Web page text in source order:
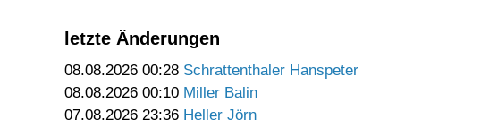
letzte Änderungen
08.08.2026 00:28 Schrattenthaler Hanspeter
08.08.2026 00:10 Miller Balin
07.08.2026 23:36 Heller Jörn